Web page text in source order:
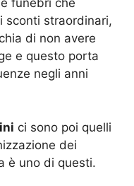
funebri che
sconti straordinari,
di non avere
e questo porta
negli anni
ci sono poi quelli
dei
è uno di questi.